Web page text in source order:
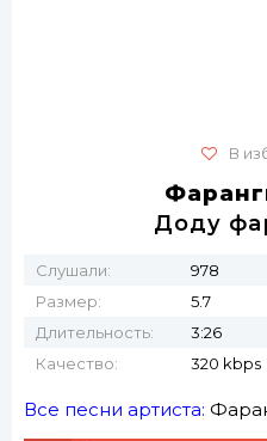
В
Доду
Слушали:
978
Размер:
5.7
Длительность:
3:26
Качество:
320 kbps
Все песни артиста: